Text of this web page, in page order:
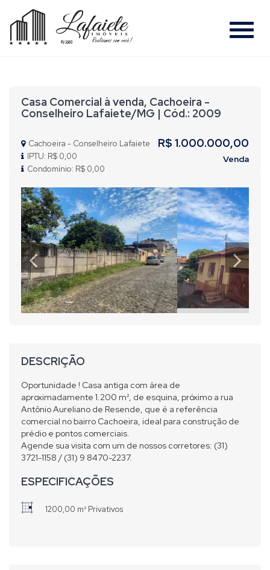
#
Casa Comercial à venda, Cachoeira -
Conselheiro Lafaiete/MG | Cód.: 2009
Cachoeira - Conselheiro Lafaiete
IPTU: R$ 0,00
Condomínio: R$ 0,00
R$ 1.000.000,00
Venda
Previous
DESCRIÇÃO
Oportunidade ! Casa antiga com área de
aproximadamente 1.200 m², de esquina, próximo a rua
Antônio Aureliano de Resende, que é a referência
comercial no bairro Cachoeira, ideal para construção de
prédio e pontos comerciais.
Agende sua visita com um de nossos corretores: (31)
3721-1158 / (31) 9 8470-2237.
ESPECIFICAÇÕES
1200,00 m² Privativos